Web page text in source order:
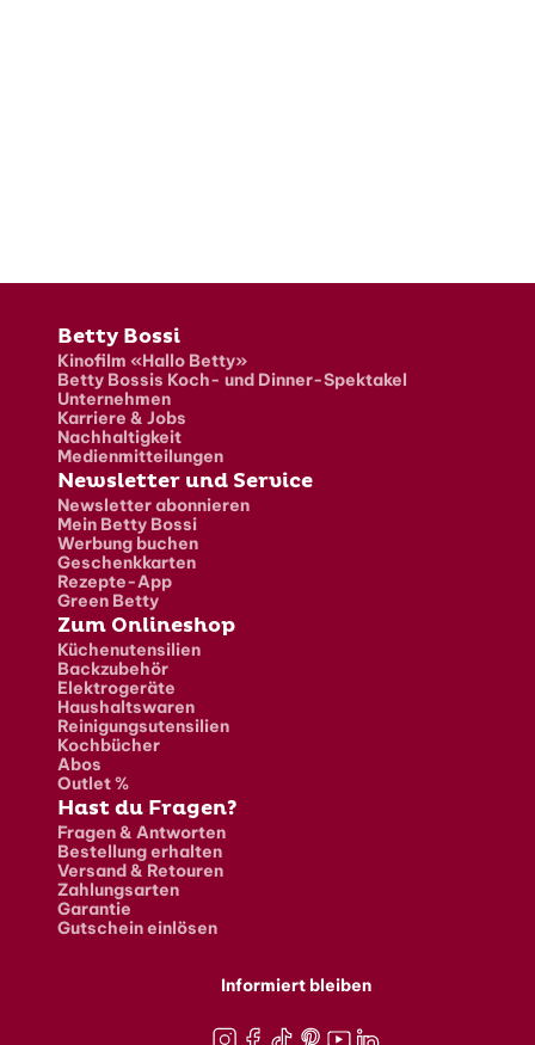
Fusszeile
Betty Bossi
Kinofilm «Hallo Betty»
Betty Bossis Koch- und Dinner-Spektakel
Unternehmen
Karriere & Jobs
Nachhaltigkeit
Medienmitteilungen
Newsletter und Service
Newsletter abonnieren
Mein Betty Bossi
Werbung buchen
Geschenkkarten
Rezepte-App
Green Betty
Zum Onlineshop
Küchenutensilien
Backzubehör
Elektrogeräte
Haushaltswaren
Reinigungsutensilien
Kochbücher
Abos
Outlet %
Hast du Fragen?
Fragen & Antworten
Bestellung erhalten
Versand & Retouren
Zahlungsarten
Garantie
Gutschein einlösen
Informiert bleiben